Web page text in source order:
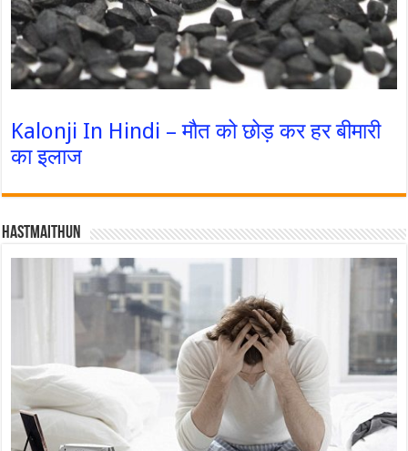
Kalonji In Hindi – मौत को छोड़ कर हर बीमारी
का इलाज
Hastmaithun